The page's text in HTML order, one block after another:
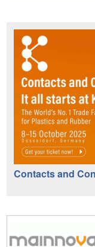
Contacts and